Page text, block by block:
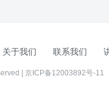
关于我们 联系我们
| 京ICP备12003892号-11